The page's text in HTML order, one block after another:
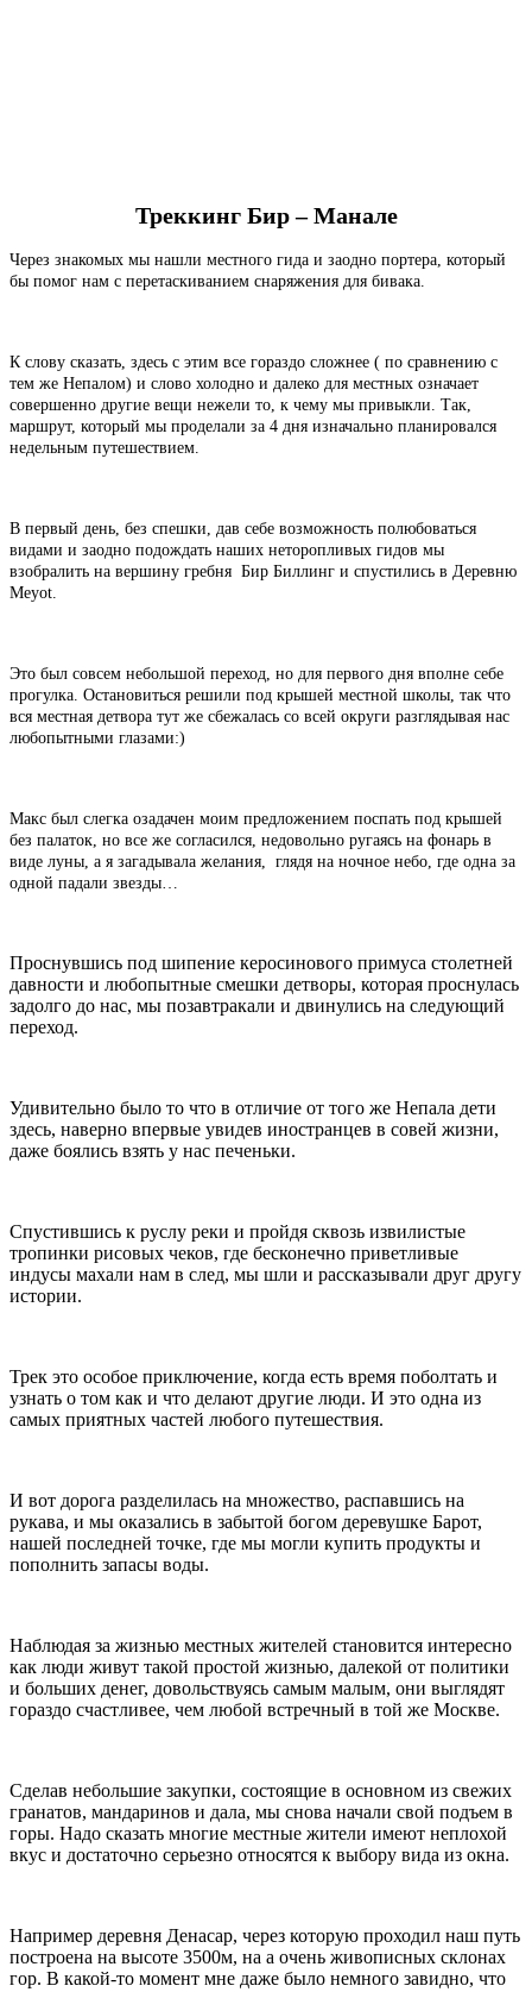
Треккинг Бир – Манале
Через знакомых мы нашли местного гида и заодно портера, который
бы помог нам с перетаскиванием снаряжения для бивака.
К слову сказать, здесь с этим все гораздо сложнее ( по сравнению с
тем же Непалом) и слово холодно и далеко для местных означает
совершенно другие вещи нежели то, к чему мы привыкли. Так,
маршрут, который мы проделали за 4 дня изначально планировался
недельным путешествием.
В первый день, без спешки, дав себе возможность полюбоваться
видами и заодно подождать наших неторопливых гидов мы
взобралить на вершину гребня Бир Биллинг и спустились в Деревню
Meyot.
Это был совсем небольшой переход, но для первого дня вполне себе
прогулка. Остановиться решили под крышей местной школы, так что
вся местная детвора тут же сбежалась со всей округи разглядывая нас
любопытными глазами:)
Макс был слегка озадачен моим предложением поспать под крышей
без палаток, но все же согласился, недовольно ругаясь на фонарь в
виде луны, а я загадывала желания, глядя на ночное небо, где одна за
одной падали звезды…
Проснувшись под шипение керосинового примуса столетней
давности и любопытные смешки детворы, которая проснулась
задолго до нас, мы позавтракали и двинулись на следующий
переход.
Удивительно было то что в отличие от того же Непала дети
здесь, наверно впервые увидев иностранцев в совей жизни,
даже боялись взять у нас печеньки.
Спустившись к руслу реки и пройдя сквозь извилистые
тропинки рисовых чеков, где бесконечно приветливые
индусы махали нам в след, мы шли и рассказывали друг другу
истории.
Трек это особое приключение, когда есть время поболтать и
узнать о том как и что делают другие люди. И это одна из
самых приятных частей любого путешествия.
И вот дорога разделилась на множество, распавшись на
рукава, и мы оказались в забытой богом деревушке Барот,
нашей последней точке, где мы могли купить продукты и
пополнить запасы воды.
Наблюдая за жизнью местных жителей становится интересно
как люди живут такой простой жизнью, далекой от политики
и больших денег, довольствуясь самым малым, они выглядят
гораздо счастливее, чем любой встречный в той же Москве.
Сделав небольшие закупки, состоящие в основном из свежих
гранатов, мандаринов и дала, мы снова начали свой подъем в
горы. Надо сказать многие местные жители имеют неплохой
вкус и достаточно серьезно относятся к выбору вида из окна.
Например деревня Денасар, через которую проходил наш путь
построена на высоте 3500м, на а очень живописных склонах
гор. В какой-то момент мне даже было немного завидно, что